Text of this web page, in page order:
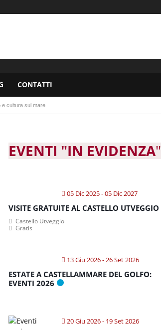
CONTATTI
e cultura sul mare
EVENTI "IN EVIDENZA"
05 Dic 2025- 05 Dic 2027
VISITE GRATUITE AL CASTELLO UTVEGGIO
Castello Utveggio
Gratis
13 Giu 2026- 26 Set 2026
ESTATE A CASTELLAMMARE DEL GOLFO:
EVENTI 2026
20 Giu 2026- 19 Set 2026